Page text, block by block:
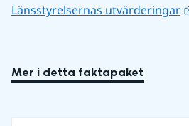
Länsstyrelsernas utvärderingar
Mer i detta faktapaket